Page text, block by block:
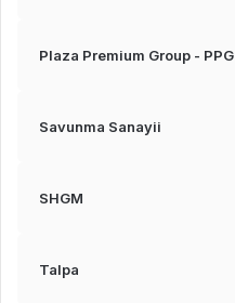
Plaza Premium Group - PPG
Savunma Sanayii
SHGM
Talpa